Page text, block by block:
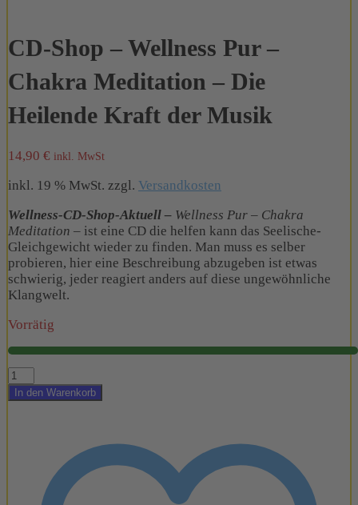
CD-Shop – Wellness Pur –
Chakra Meditation – Die
Heilende Kraft der Musik
14,90 € inkl. MwSt
inkl. 19 % MwSt. zzgl. Versandkosten
Wellness-CD-Shop-Aktuell – Wellness Pur – Chakra
Meditation – ist eine CD die helfen kann das Seelische-
Gleichgewicht wieder zu finden. Man muss es selber
probieren, hier eine Beschreibung abzugeben ist etwas
schwierig, jeder reagiert anders auf diese ungewöhnliche
Klangwelt.
Vorrätig
CD-
Shop
-
Meditation
In den Warenkorb